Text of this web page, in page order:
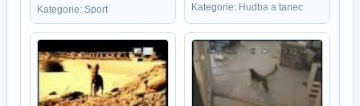
Kategorie: Sport
Kategorie: Hudba a tanec